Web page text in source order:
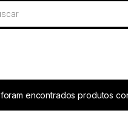
encontrados produtos